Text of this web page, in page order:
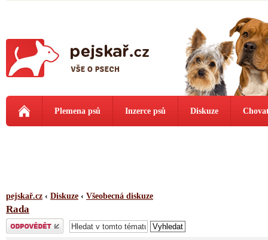
Plemena psů Inzerce psů Diskuze
pejskař.cz ‹ Diskuze ‹ Všeobecná diskuze
Rada
Odeslat odpověď